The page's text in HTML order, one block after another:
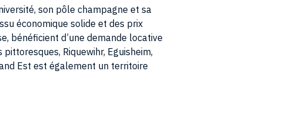
économique solide et des prix
bénéficient d’une demande locative
Riquewihr, Eguisheim,
Est est également un territoire